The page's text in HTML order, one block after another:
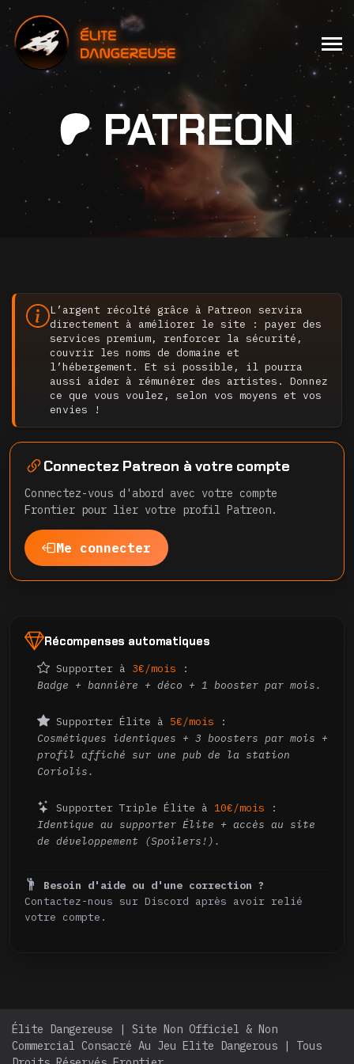
PATREON
L’argent récolté grâce à Patreon servira
directement à améliorer le site : payer des
services premium, renforcer la sécurité,
couvrir les noms de domaine et
l’hébergement. Et si possible, il pourra
aussi aider à rémunérer des artistes. Donnez
ce que vous voulez, selon vos moyens et vos
envies !
Connectez Patreon à votre compte
Connectez-vous d'abord avec votre compte
Frontier pour lier votre profil Patreon.
Me connecter
Récompenses automatiques
Supporter à 3€/mois :
Badge + bannière + déco + 1 booster par mois.
Supporter Élite à 5€/mois :
Cosmétiques identiques + 3 boosters par mois +
profil affiché sur une pub de la station
Coriolis.
Supporter Triple Élite à 10€/mois :
Identique au supporter Élite + accès au site
de développement (Spoilers!).
Besoin d'aide ou d'une correction ?
Contactez-nous sur Discord après avoir relié
votre compte.
Élite Dangereuse | Site Non Officiel & Non
Commercial Consacré Au Jeu Elite Dangerous | Tous